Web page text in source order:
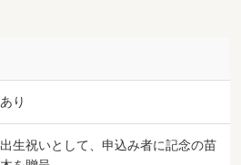
あり
出生祝いとして、申込み者に記念の苗